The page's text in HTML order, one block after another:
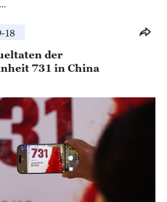
18
der
731 in China